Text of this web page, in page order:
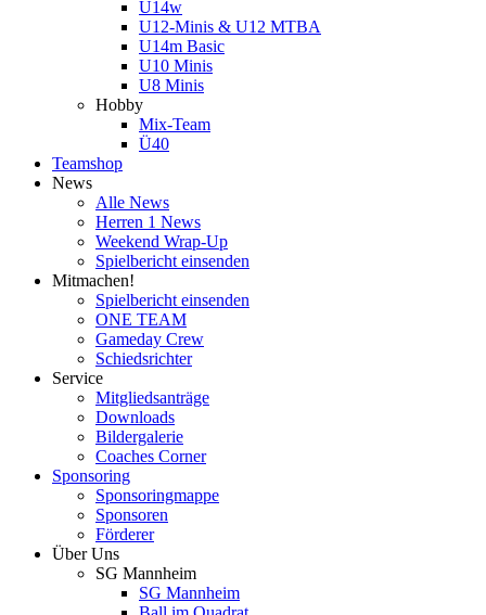
U14w
U12-Minis & U12 MTBA
U14m Basic
U10 Minis
U8 Minis
Hobby
Mix-Team
Ü40
Teamshop
News
Alle News
Herren 1 News
Weekend Wrap-Up
Spielbericht einsenden
Mitmachen!
Spielbericht einsenden
ONE TEAM
Gameday Crew
Schiedsrichter
Service
Mitgliedsanträge
Downloads
Bildergalerie
Coaches Corner
Sponsoring
Sponsoringmappe
Sponsoren
Förderer
Über Uns
SG Mannheim
SG Mannheim